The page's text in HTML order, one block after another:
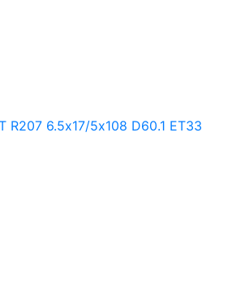
R207 6.5х17/5х108 D60.1 ET33